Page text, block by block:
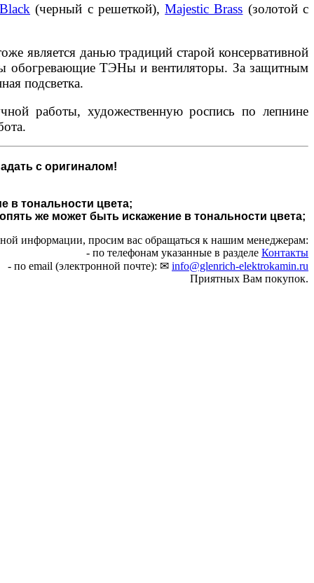
(черный с решеткой),Majestic Brass (золотой с
является данью традиций старой консервативной
обогревающие ТЭНы и вентиляторы. За защитным
подсветка.
работы, художественную роспись по лепнине
с оригиналом!
в тональности цвета;
же может быть искажение в тональности цвета;
информации, просим вас обращаться к нашим менеджерам:
- по телефонам указанные в разделе Контакты
- по email (электронной почте): ✉ info@glenrich-elektrokamin.ru
Приятных Вам покупок.